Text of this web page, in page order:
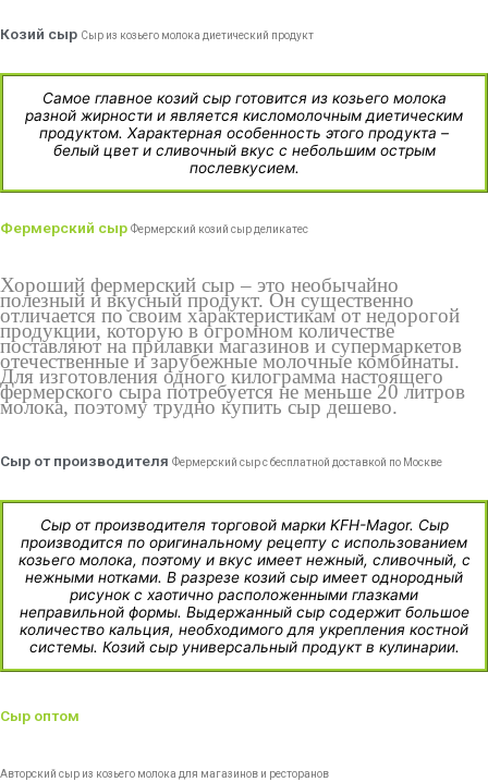
Козий сыр Сыр из козьего молока диетический продукт
Самое главное козий сыр готовится из козьего молока
разной жирности и является кисломолочным диетическим
продуктом. Характерная особенность этого продукта –
белый цвет и сливочный вкус с небольшим острым
послевкусием.
Фермерский сыр Фермерский козий сыр деликатес
Хороший фермерский сыр – это необычайно
полезный и вкусный продукт. Он существенно
отличается по своим характеристикам от недорогой
продукции, которую в огромном количестве
поставляют на прилавки магазинов и супермаркетов
отечественные и зарубежные молочные комбинаты.
Для изготовления одного килограмма настоящего
фермерского сыра потребуется не меньше 20 литров
молока, поэтому трудно купить сыр дешево.
Сыр от производителя Фермерский сыр с бесплатной доставкой по Москве
Сыр от производителя торговой марки KFH-Magor. Сыр
производится по оригинальному рецепту с использованием
козьего молока, поэтому и вкус имеет нежный, сливочный, с
нежными нотками. В разрезе козий сыр имеет однородный
рисунок с хаотично расположенными глазками
неправильной формы. Выдержанный сыр содержит большое
количество кальция, необходимого для укрепления костной
системы. Козий сыр универсальный продукт в кулинарии.
Сыр оптом
Авторский сыр из козьего молока для магазинов и ресторанов